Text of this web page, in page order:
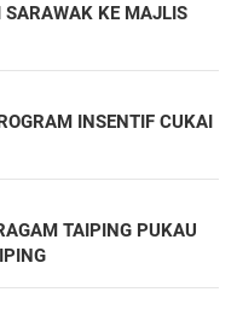
SARAWAK KE MAJLIS
INSENTIF CUKAI
TAIPING PUKAU